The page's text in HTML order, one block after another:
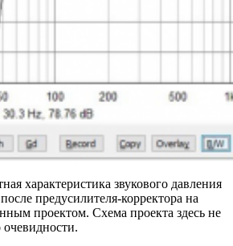
характеристика звукового давления
предусилителя-корректора на
проектом. Схема проекта здесь не
очевидности.